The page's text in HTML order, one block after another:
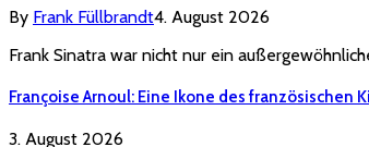
By Frank Füllbrandt4. August 2026
Frank Sinatra war nicht nur ein
Françoise Arnoul: Eine Ikone des französischen
3. August 2026